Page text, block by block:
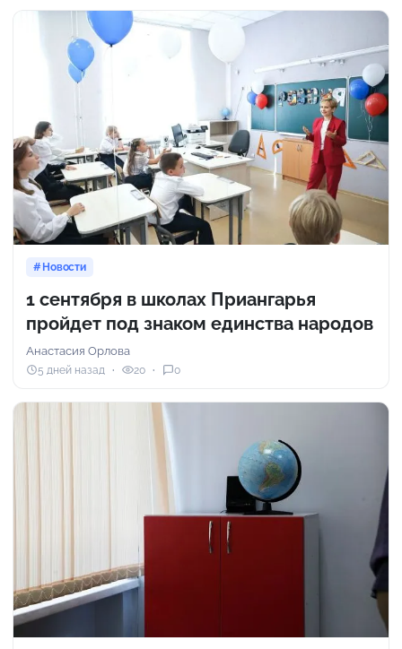
Новости
1 сентября в школах Приангарья
пройдет под знаком единства народов
Анастасия Орлова
5 дней назад 20 0